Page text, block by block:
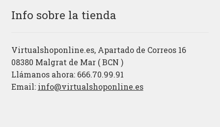
Info sobre la tienda
Virtualshoponline.es, Apartado de Correos 16
08380 Malgrat de Mar ( BCN )
Llámanos ahora: 666.70.99.91
Email: info@virtualshoponline.es